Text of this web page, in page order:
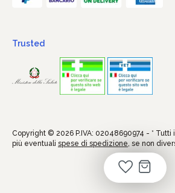
Trusted
Copyright © 2026 P.IVA: 02048690974 - * Tutti
più eventuali spese di spedizione, se non